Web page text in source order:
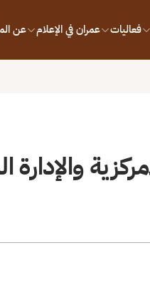
فعاليات عمران في الإعلام عن
والإدارة